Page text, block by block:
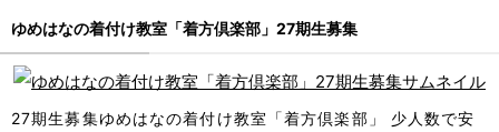
ゆめはなの着付け教室「着方倶楽部」27期生募集
27期生募集ゆめはなの着付け教室「着方倶楽部」 少人数で安